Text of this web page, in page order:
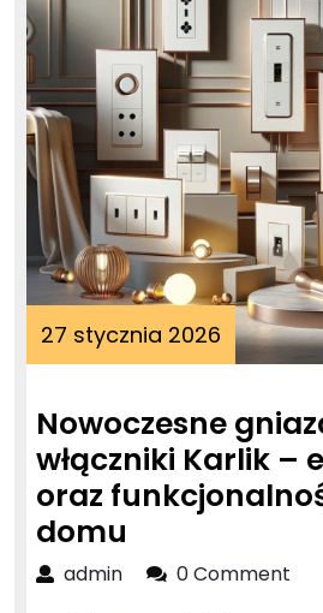
27 stycznia 2026 27
stycznia
Nowoczesne
włączniki Karlik –
oraz
domu
gniazdka
adminadmin0 Comment